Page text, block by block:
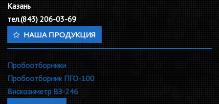
Казань
тел.(843) 206-03-69
НАША ПРОДУКЦИЯ
Пробоотборники
Пробоотборник ПГО-100
Вискозиметр ВЗ-246